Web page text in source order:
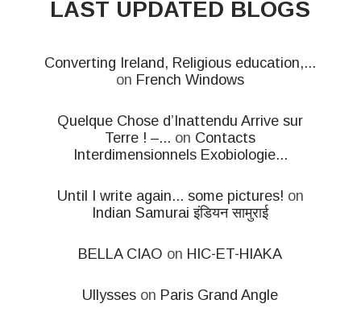
LAST UPDATED BLOGS
Converting Ireland, Religious education,...
on French Windows
Quelque Chose d’Inattendu Arrive sur
Terre ! –... on Contacts
Interdimensionnels Exobiologie...
Until I write again... some pictures! on
Indian Samurai इंडियन सामुराई
BELLA CIAO on HIC-ET-HIAKA
Ullysses on Paris Grand Angle